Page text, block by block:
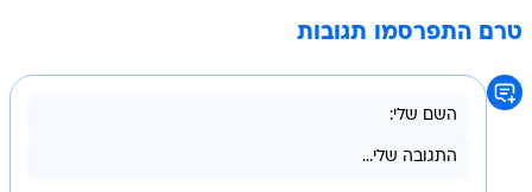
טרם התפרסמו תגובות